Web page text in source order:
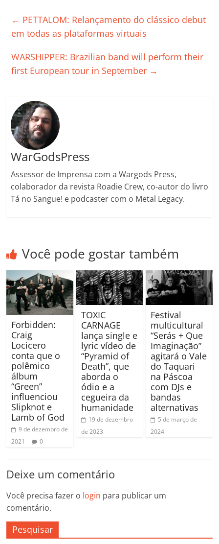
e
b
o
k
er l s
A
p
e
dI
gl
e
a
ss
y
k
p
h
← PETTALOM: Relançamento do clássico debut
em todas as plataformas virtuais
WARSHIPPER: Brazilian band will perform their
first European tour in September →
WarGodsPress
Assessor de Imprensa com a Wargods Press,
colaborador da revista Roadie Crew, co-autor do livro
Tá no Sangue! e podcaster com o Metal Legacy.
Você pode gostar também
Forbidden:
Craig
Locicero
conta que o
polêmico
álbum
“Green”
influenciou
Slipknot e
Lamb of God
9 de dezembro de
2021
0
TOXIC
CARNAGE
lança single e
lyric vídeo de
“Pyramid of
Death”, que
aborda o
ódio e a
cegueira da
humanidade
19 de dezembro
de 2023
Festival
multicultural
“Serás + Que
Imaginação”
agitará o Vale
do Taquari
na Páscoa
com DJs e
bandas
alternativas
5 de março de
2024
Deixe um comentário
Você precisa fazer o login para publicar um
comentário.
Pesquisar